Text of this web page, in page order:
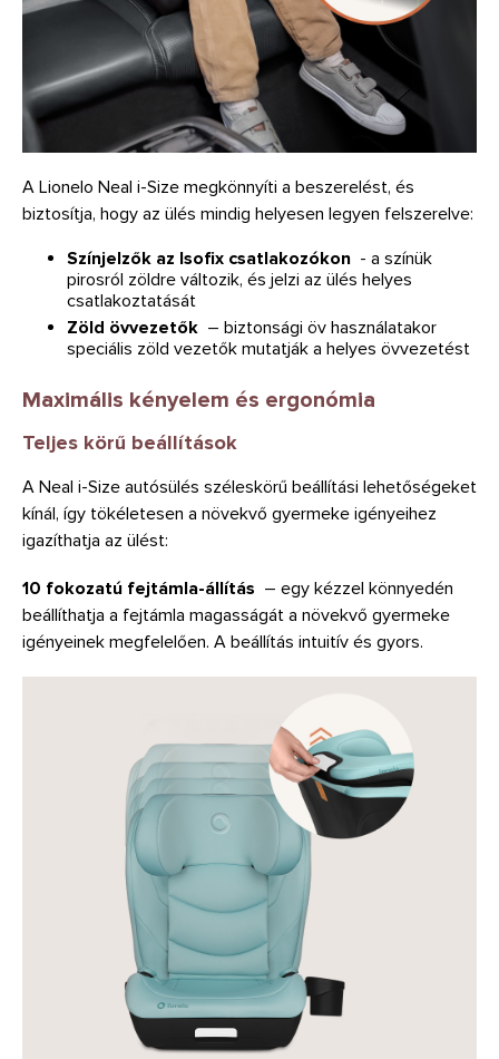
A Lionelo Neal i-Size megkönnyíti a beszerelést, és
biztosítja, hogy az ülés mindig helyesen legyen felszerelve:
Színjelzők az Isofix csatlakozókon - a színük
pirosról zöldre változik, és jelzi az ülés helyes
csatlakoztatását
Zöld övvezetők – biztonsági öv használatakor
speciális zöld vezetők mutatják a helyes övvezetést
Maximális kényelem és ergonómia
Teljes körű beállítások
A Neal i-Size autósülés széleskörű beállítási lehetőségeket
kínál, így tökéletesen a növekvő gyermeke igényeihez
igazíthatja az ülést:
10 fokozatú fejtámla-állítás – ​​egy kézzel könnyedén
beállíthatja a fejtámla magasságát a növekvő gyermeke
igényeinek megfelelően. A beállítás intuitív és gyors.